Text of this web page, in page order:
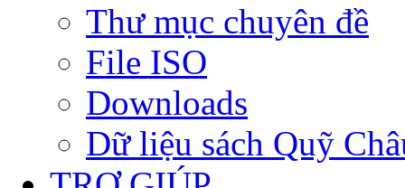
Thư mục chuyên đề
File ISO
Downloads
Dữ liệu sách Quỹ